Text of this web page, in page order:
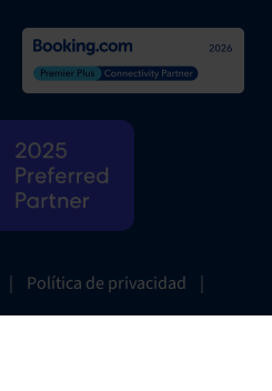
| Política de privacidad |